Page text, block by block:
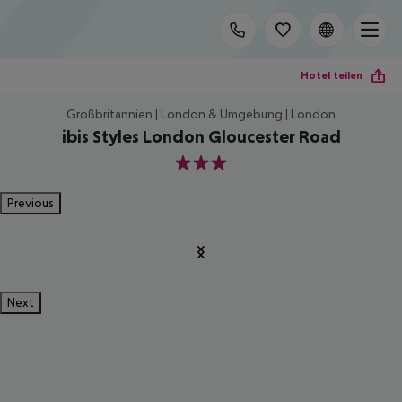
Hotel teilen
Großbritannien | London & Umgebung | London
ibis Styles London Gloucester Road
3
Previous
Next